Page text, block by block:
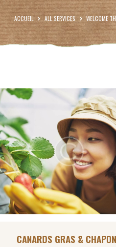
ACCUEIL ALL SERVICES WELCOME
CANARDS GRAS &